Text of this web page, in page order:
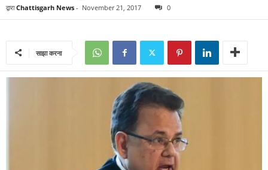
द्वारा Chattisgarh News - November 21, 2017 0
साझा करना